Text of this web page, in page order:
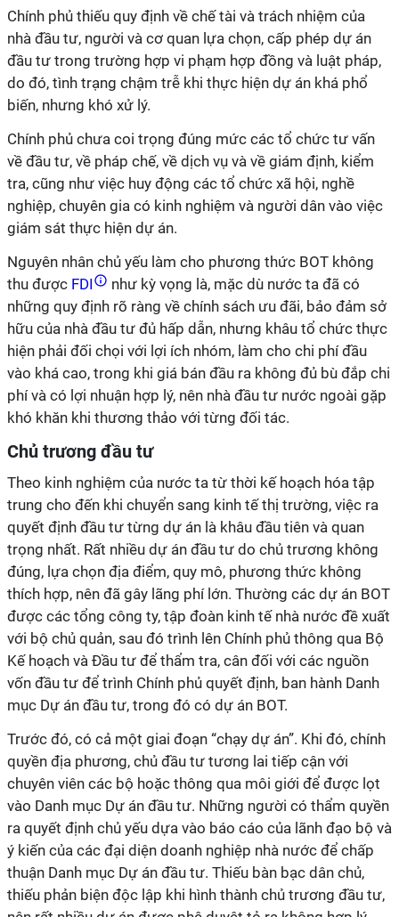
Chính phủ thiếu quy định về chế tài và trách nhiệm của
nhà đầu tư, người và cơ quan lựa chọn, cấp phép dự án
đầu tư trong trường hợp vi phạm hợp đồng và luật pháp,
do đó, tình trạng chậm trễ khi thực hiện dự án khá phổ
biến, nhưng khó xử lý.
Chính phủ chưa coi trọng đúng mức các tổ chức tư vấn
về đầu tư, về pháp chế, về dịch vụ và về giám định, kiểm
tra, cũng như việc huy động các tổ chức xã hội, nghề
nghiệp, chuyên gia có kinh nghiệm và người dân vào việc
giám sát thực hiện dự án.
Nguyên nhân chủ yếu làm cho phương thức BOT không
thu được FDI
như kỳ vọng là, mặc dù nước ta đã có
những quy định rõ ràng về chính sách ưu đãi, bảo đảm sở
hữu của nhà đầu tư đủ hấp dẫn, nhưng khâu tổ chức thực
hiện phải đối chọi với lợi ích nhóm, làm cho chi phí đầu
vào khá cao, trong khi giá bán đầu ra không đủ bù đắp chi
phí và có lợi nhuận hợp lý, nên nhà đầu tư nước ngoài gặp
khó khăn khi thương thảo với từng đối tác.
Chủ trương đầu tư
Theo kinh nghiệm của nước ta từ thời kế hoạch hóa tập
trung cho đến khi chuyển sang kinh tế thị trường, việc ra
quyết định đầu tư từng dự án là khâu đầu tiên và quan
trọng nhất. Rất nhiều dự án đầu tư do chủ trương không
đúng, lựa chọn địa điểm, quy mô, phương thức không
thích hợp, nên đã gây lãng phí lớn. Thường các dự án BOT
được các tổng công ty, tập đoàn kinh tế nhà nước đề xuất
với bộ chủ quản, sau đó trình lên Chính phủ thông qua Bộ
Kế hoạch và Đầu tư để thẩm tra, cân đối với các nguồn
vốn đầu tư để trình Chính phủ quyết định, ban hành Danh
mục Dự án đầu tư, trong đó có dự án BOT.
Trước đó, có cả một giai đoạn “chạy dự án”. Khi đó, chính
quyền địa phương, chủ đầu tư tương lai tiếp cận với
chuyên viên các bộ hoặc thông qua môi giới để được lọt
vào Danh mục Dự án đầu tư. Những người có thẩm quyền
ra quyết định chủ yếu dựa vào báo cáo của lãnh đạo bộ và
ý kiến của các đại diện doanh nghiệp nhà nước để chấp
thuận Danh mục Dự án đầu tư. Thiếu bàn bạc dân chủ,
thiếu phản biện độc lập khi hình thành chủ trương đầu tư,